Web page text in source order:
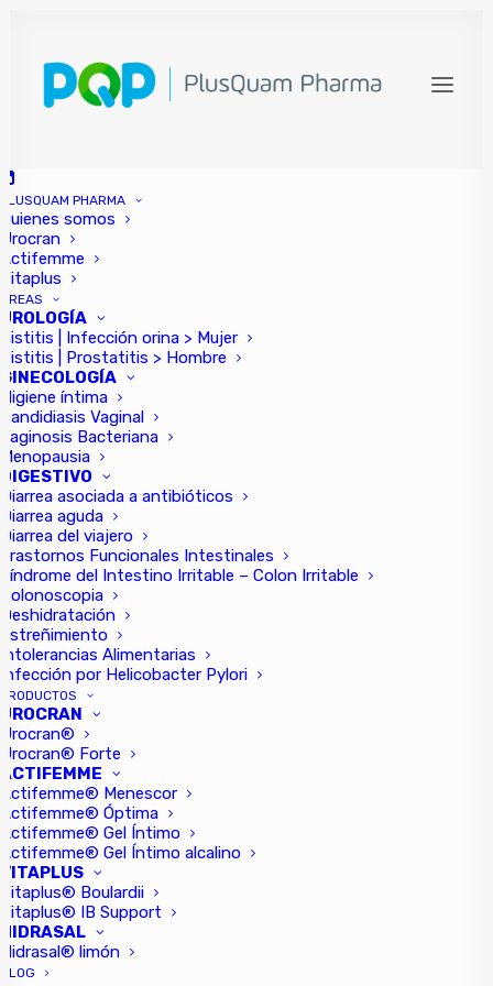
PLUSQUAM PHARMA
Quienes somos
Urocran
Actifemme
Vitaplus
ÁREAS
UROLOGÍA
Cistitis | Infección orina > Mujer
Cistitis | Prostatitis > Hombre
GINECOLOGÍA
Higiene íntima
Candidiasis Vaginal
Vaginosis Bacteriana
Menopausia
DIGESTIVO
Diarrea asociada a antibióticos
Diarrea aguda
Diarrea del viajero
Trastornos Funcionales Intestinales
Síndrome del Intestino Irritable – Colon Irritable
Colonoscopia
Deshidratación
Estreñimiento
Intolerancias Alimentarias
Infección por Helicobacter Pylori
PRODUCTOS
UROCRAN
Urocran®
Urocran® Forte
ACTIFEMME
Actifemme® Menescor
Actifemme® Óptima
Actifemme® Gel Íntimo
Actifemme® Gel Íntimo alcalino
VITAPLUS
Vitaplus® Boulardii
Vitaplus® IB Support
HIDRASAL
Hidrasal® limón
BLOG
6 consejos para cuidar
el intestino en verano
6 consejos para cuidar el intestino en
verano
by PlusQuam Pharma